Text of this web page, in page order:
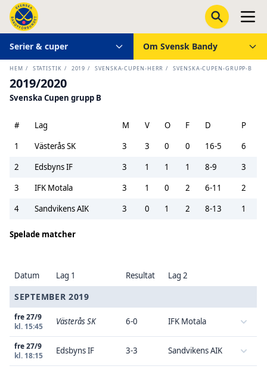
Serier & cuper Om Svensk Bandy
HEM / STATISTIK / 2019 / SVENSKA-CUPEN-HERR / SVENSKA-CUPEN-GRUPP-B
2019/2020
Svenska Cupen grupp B
# Lag M V O F D
P
1
Västerås SK 3 3 0 0 16-5
6
2
Edsbyns IF 3 1 1 1 8-9
3
3
IFK Motala 3 1 0 2 6-11
2
4
Sandvikens AIK 3 0 1 2 8-13 1
Spelade matcher
Datum Lag 1 Resultat Lag 2
SEPTEMBER 2019
fre 27/9
kl. 15:45
Västerås SK 6-0 IFK Motala
fre 27/9
kl. 18:15
Edsbyns IF 3-3 Sandvikens AIK